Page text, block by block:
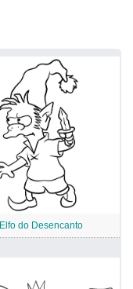
Elfo do Desencanto